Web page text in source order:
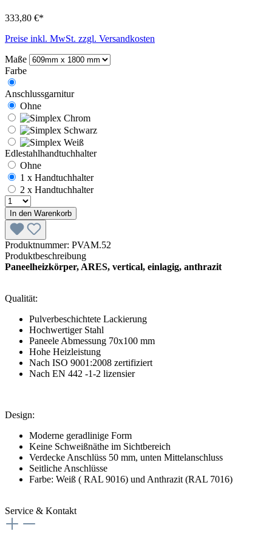
333,80 €*
Preise inkl. MwSt. zzgl. Versandkosten
Maße
Farbe
Anschlussgarnitur
Ohne
Edlestahlhandtuchhalter
Ohne
1 x Handtuchhalter
2 x Handtuchhalter
In den Warenkorb
Produktnummer: PVAM.52
Produktbeschreibung
Paneelheizkörper, ARES, vertical, einlagig, anthrazit
Qualität:
Pulverbeschichtete Lackierung
Hochwertiger Stahl
Paneele Abmessung 70x100 mm
Hohe Heizleistung
Nach ISO 9001:2008 zertifiziert
Nach EN 442 -1-2 lizensier
Design:
Moderne geradlinige Form
Keine Schweißnäthe im Sichtbereich
Verdecke Anschlüss 50 mm, unten Mittelanschluss
Seitliche Anschlüsse
Farbe: Weiß ( RAL 9016) und Anthrazit (RAL 7016)
Service & Kontakt